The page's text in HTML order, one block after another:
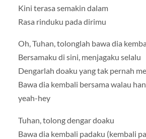
Kini terasa semakin dalam
Rasa rinduku pada dirimu
Oh, Tuhan, tolonglah bawa dia
Bersamaku di sini, menjagaku selalu
Dengarlah doaku yang tak pernah
Bawa dia kembali bersama walau
yeah-hey
Tuhan, tolong dengar doaku
Bawa dia kembali padaku (kembali